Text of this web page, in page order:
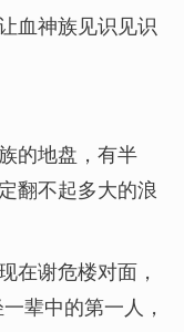
血神族见识见识
的地盘，有半
翻不起多大的浪
在谢危楼对面，
辈中的第一人，